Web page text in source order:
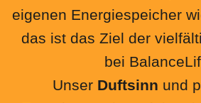
eigenen Energiespeicher
das ist das Ziel der
bei
Unser Duftsinn und